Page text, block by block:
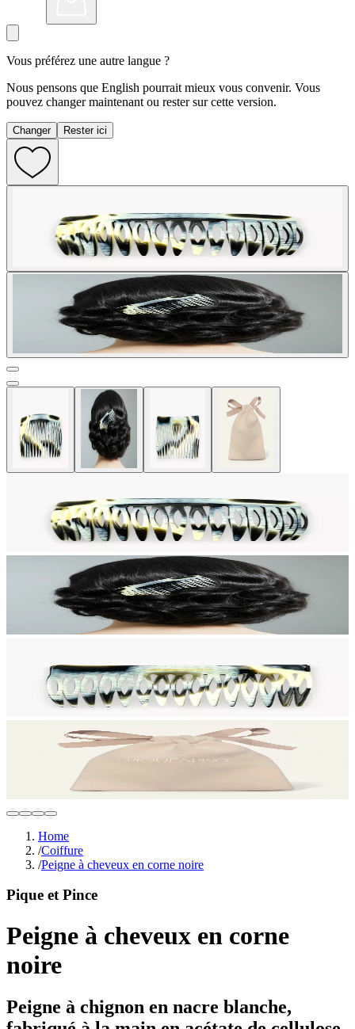
Vous préférez une autre langue ?
Nous pensons que English pourrait mieux vous convenir. Vous
pouvez changer maintenant ou rester sur cette version.
Changer Rester ici
Home
/Coiffure
/Peigne à cheveux en corne noire
Pique et Pince
Peigne à cheveux en corne
noire
Peigne à chignon en nacre blanche,